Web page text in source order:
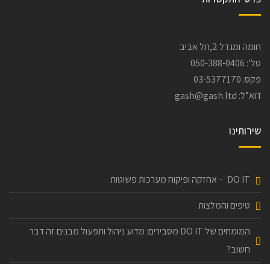
חומה ומגדל 2,תל אביב
טל’: 050-388-0406
פקס: 03-5377170
דוא”ל: gash@gash.ltd
שירותינו
DO IT – אחזקה ופיקוח מערכות פשוטות
טיפים והמלצות
המומחים של DO IT מסבירים: מדוע ניהול ותפעול מבנים זה דבר
חשוב?